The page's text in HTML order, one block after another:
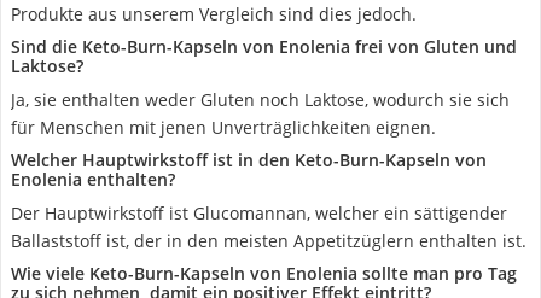
Produkte aus unserem Vergleich sind dies jedoch.
Sind die Keto-Burn-Kapseln von Enolenia frei von Gluten und
Laktose?
Ja, sie enthalten weder Gluten noch Laktose, wodurch sie sich
für Menschen mit jenen Unverträglichkeiten eignen.
Welcher Hauptwirkstoff ist in den Keto-Burn-Kapseln von
Enolenia enthalten?
Der Hauptwirkstoff ist Glucomannan, welcher ein sättigender
Ballaststoff ist, der in den meisten Appetitzüglern enthalten ist.
Wie viele Keto-Burn-Kapseln von Enolenia sollte man pro Tag
zu sich nehmen, damit ein positiver Effekt eintritt?